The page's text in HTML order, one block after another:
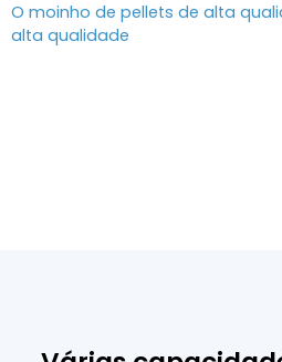
O moinho de pellets de alta
alta qualidade